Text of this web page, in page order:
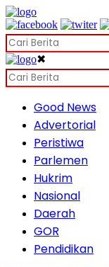
✖
Good News
Advertorial
Peristiwa
Parlemen
Hukrim
Nasional
Daerah
GOR
Pendidikan